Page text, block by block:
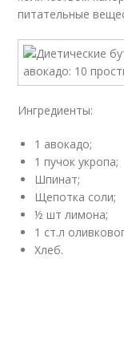
питательные
Ингредиенты:
1 авокадо;
1 пучок укропа;
Шпинат;
Щепотка соли;
½ шт лимона;
1 ст.л
Хлеб.